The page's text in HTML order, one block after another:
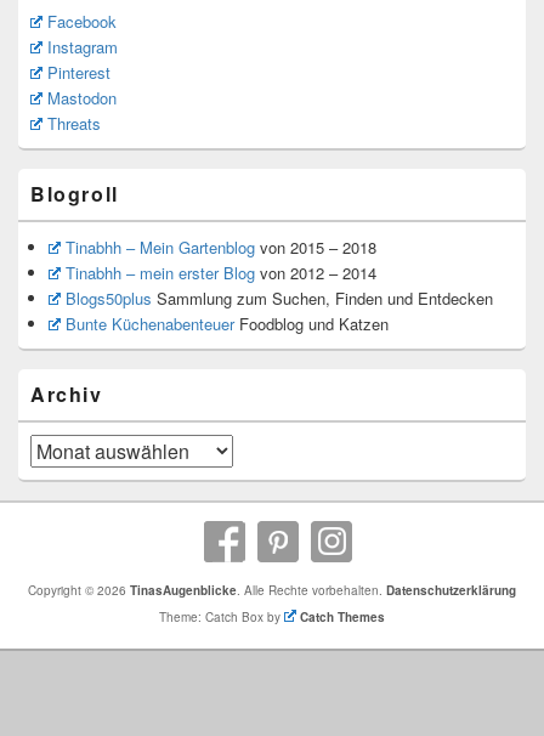
Facebook
Instagram
Pinterest
Mastodon
Threats
Blogroll
Tinabhh – Mein Gartenblogvon 2015 – 2018
Tinabhh – mein erster Blogvon 2012 – 2014
Blogs50plus Sammlung zum Suchen, Finden und Entdecken
Bunte KüchenabenteuerFoodblog und Katzen
Archiv
Archiv
Copyright © 2026 TinasAugenblicke. Alle Rechte vorbehalten. Datenschutzerklärung
Theme: Catch Box by
Catch Themes